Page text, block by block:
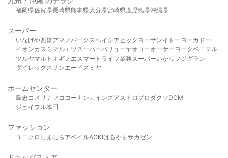
福岡県佐賀県長崎県熊本県大分県宮崎県鹿児島県沖縄県
スーパー
いなげや西條アマノパークスベイシア ビッグヨーサンイトーヨーカドー
イオンカスミ マルエツスーパーバリューヤオコーオーケー ヨークベニマル
ツルヤマルト オギノ エスマート ライフ業務スーパーいかり フジグラン
ダイレックスサンエーイズミヤ
ホームセンター
島忠 コメリ ナフコ コーナンカインズアストロプロダクツDCM
ジョイフル本田
ファッション
ユニクロ しまむら アベイルAOKIはるやま サカゼン